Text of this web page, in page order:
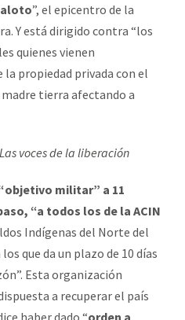
”, el epicentro de la
Y está dirigido contra “los
quienes vienen
propiedad privada con el
tierra afectando a
Las voces de la liberación
militar” a 11
“a todos los de la ACIN
Indígenas del Norte del
que da un plazo de 10 días
Esta organización
a recuperar el país
haber dado “orden a